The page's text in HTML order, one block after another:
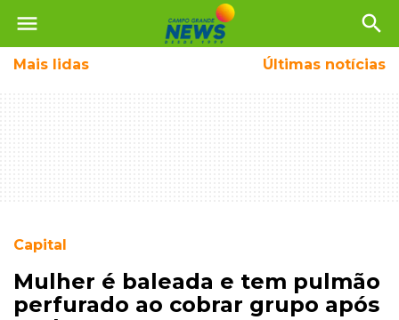
menu search
Mais lidas Últimas notícias
Capital
Mulher é baleada e tem pulmão
perfurado ao cobrar grupo após